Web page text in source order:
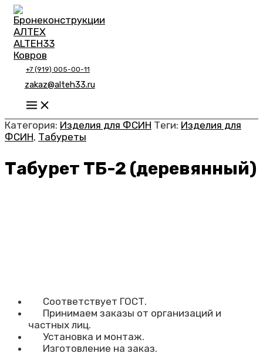
Перейти
содержимому
+7 (919) 005-00-11
zakaz@alteh33.ru
Main
Menu
Категория: Изделия для ФСИН Теги: Изделия для
ФСИН, Табуреты
Табурет ТБ-2 (деревянный)
Соответствует ГОСТ.
Принимаем заказы от организаций и
частных лиц.
Установка и монтаж.
Изготовление на заказ.